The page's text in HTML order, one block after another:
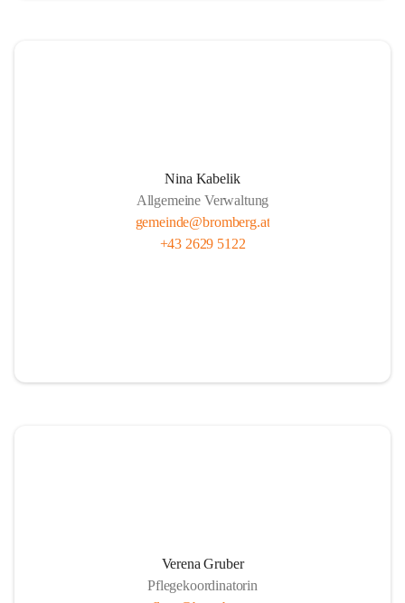
Nina Kabelik
Allgemeine Verwaltung
gemeinde@bromberg.at
+43 2629 5122
Verena Gruber
Pflegekoordinatorin